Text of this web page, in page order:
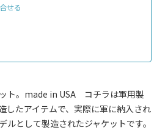
せる
ト。made in USA コチラは軍用製
したアイテムで、実際に軍に納入され
ルとして製造されたジャケットです。